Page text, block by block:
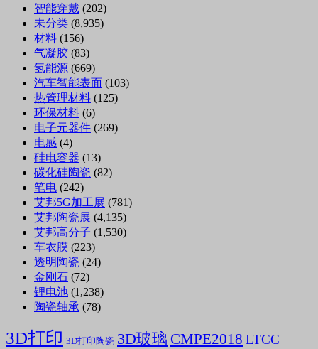
智能穿戴 (202)
未分类 (8,935)
材料 (156)
气凝胶 (83)
氢能源 (669)
汽车智能表面 (103)
热管理材料 (125)
环保材料 (6)
电子元器件 (269)
电感 (4)
硅电容器 (13)
碳化硅陶瓷 (82)
笔电 (242)
艾邦5G加工展 (781)
艾邦陶瓷展 (4,135)
艾邦高分子 (1,530)
车衣膜 (223)
透明陶瓷 (24)
金刚石 (72)
锂电池 (1,238)
陶瓷轴承 (78)
3D打印 3D打印陶瓷 3D玻璃 CMPE2018 LTCC